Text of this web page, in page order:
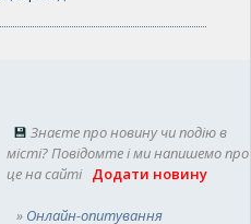
💾 Знаєте про новину чи подію в
місті? Повідомте і ми напишемо про
це на сайті Додати новину
» Онлайн-опитування